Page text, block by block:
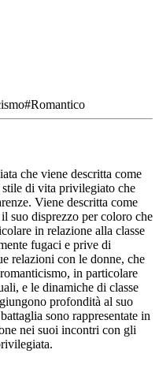
#Romantico
che viene descritta come
di vita privilegiato che
Viene descritta come
suo disprezzo per coloro che
in relazione alla classe
fugaci e prive di
relazioni con le donne, che
in particolare
e le dinamiche di classe
profondità al suo
sono rappresentate in
nei suoi incontri con gli